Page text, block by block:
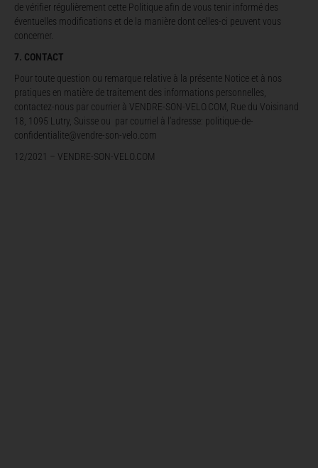
de vérifier régulièrement cette Politique afin de vous tenir informé des
éventuelles modifications et de la manière dont celles-ci peuvent vous
concerner.
7. CONTACT
Pour toute question ou remarque relative à la présente Notice et à nos
pratiques en matière de traitement des informations personnelles,
contactez-nous par courrier à VENDRE-SON-VELO.COM, Rue du Voisinand
18, 1095 Lutry, Suisse ou par courriel à l’adresse: politique-de-
confidentialite@vendre-son-velo.com
12/2021 – VENDRE-SON-VELO.COM